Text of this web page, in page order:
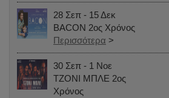
28 Σεπ - 15 Δεκ
BACON 2ος Χρόνος
Περισσότερα >
30 Σεπ - 1 Νοε
ΤΖΟΝΙ ΜΠΛΕ 2ος
Χρόνος